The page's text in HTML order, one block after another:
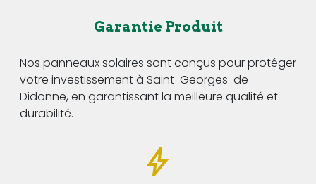
Garantie Produit
Nos panneaux solaires sont conçus pour protéger
votre investissement à Saint-Georges-de-
Didonne, en garantissant la meilleure qualité et
durabilité.